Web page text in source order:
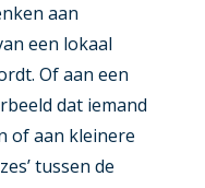
aan
een lokaal
Of aan een
dat iemand
of aan kleinere
tussen de